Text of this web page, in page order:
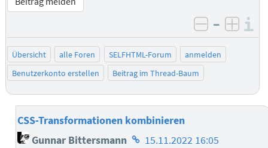
negativ
–
Übersicht alle Foren SELFHTML-Forum
anmelden
Benutzerkonto erstellen
Beitrag im Thread-Baum
CSS-Transformationen kombinieren
Gunnar Bittersmann Homepage
15.11.2022 16:05